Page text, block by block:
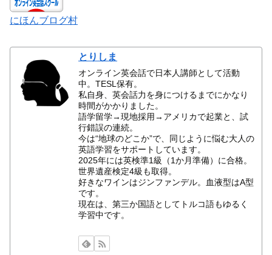
にほんブログ村
とりしま
オンライン英会話で日本人講師として活動
中。TESL保有。
私自身、英会話力を身につけるまでにかなり
時間がかかりました。
語学留学→現地採用→アメリカで起業と、試
行錯誤の連続。
今は“地球のどこか”で、同じように悩む大人の
英語学習をサポートしています。
2025年には英検準1級（1か月準備）に合格。
世界遺産検定4級も取得。
好きなワインはジンファンデル。血液型はA型
です。
現在は、第三か国語としてトルコ語もゆるく
学習中です。